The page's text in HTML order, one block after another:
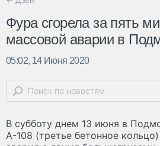
Фура сгорела за пять
массовой аварии в
05:02, 14 Июня 2020
В субботу днем 13 июня в
А-108 (третье бетонное